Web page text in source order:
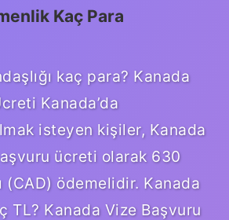
Kaç Para
kaç para? Kanada
Kanada’da
isteyen kişiler, Kanada
ücreti olarak 630
(CAD) ödemelidir. Kanada
TL? Kanada Vize Başvuru